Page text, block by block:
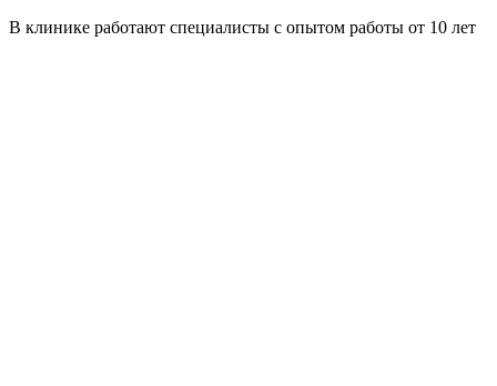
В клинике работают специалисты с опытом работы от 10 лет